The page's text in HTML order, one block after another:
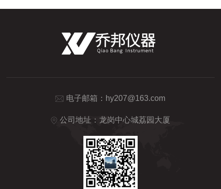
快速上机、即时出结果，无需...
电子邮箱： hy207@163.com
公司地址：龙岗中心城荔园大厦